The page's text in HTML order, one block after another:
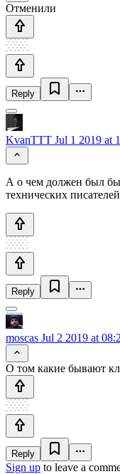
Отменили
Reply
KvanTTT Jul 1 2019 at
А о чем должен был
технических
Reply
moscas Jul 2 2019 at
О том какие бывают
Reply
Sign up to leave a